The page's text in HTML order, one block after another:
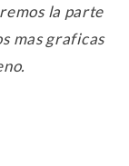
la parte
mas graficas